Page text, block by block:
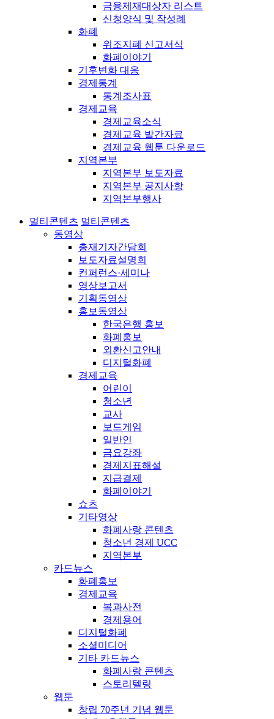
금융제재대상자 리스트
신청양식 및 작성례
화폐
위조지폐 신고서식
화폐이야기
기후변화 대응
경제통계
통계조사표
경제교육
경제교육소식
경제교육 발간자료
경제교육 웹툰 다운로드
지역본부
지역본부 보도자료
지역본부 공지사항
지역본부행사
멀티콘텐츠 멀티콘텐츠
동영상
총재기자간담회
보도자료설명회
컨퍼런스·세미나
영상보고서
기획동영상
홍보동영상
한국은행 홍보
화폐홍보
외환신고안내
디지털화폐
경제교육
어린이
청소년
교사
보드게임
일반인
금요강좌
경제지표해설
지급결제
화폐이야기
쇼츠
기타영상
화폐사랑 콘텐츠
청소년 경제 UCC
지역본부
카드뉴스
화폐홍보
경제교육
복과사전
경제용어
디지털화폐
소셜미디어
기타 카드뉴스
화폐사랑 콘텐츠
스토리텔링
웹툰
창립 70주년 기념 웹툰